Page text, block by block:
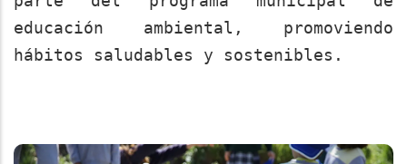
educación ambiental, promoviendo
hábitos saludables y sostenibles.